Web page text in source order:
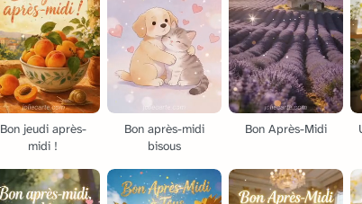
Bon jeudi après-
midi !
Bon après-midi
bisous
Bon Après-Midi